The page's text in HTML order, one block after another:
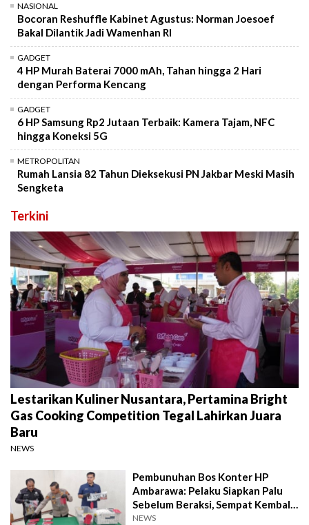
NASIONAL
Bocoran Reshuffle Kabinet Agustus: Norman Joesoef
Bakal Dilantik Jadi Wamenhan RI
GADGET
4 HP Murah Baterai 7000 mAh, Tahan hingga 2 Hari
dengan Performa Kencang
GADGET
6 HP Samsung Rp2 Jutaan Terbaik: Kamera Tajam, NFC
hingga Koneksi 5G
METROPOLITAN
Rumah Lansia 82 Tahun Dieksekusi PN Jakbar Meski Masih
Sengketa
Terkini
Lestarikan Kuliner Nusantara, Pertamina Bright
Gas Cooking Competition Tegal Lahirkan Juara
Baru
NEWS
Pembunuhan Bos Konter HP
Ambarawa: Pelaku Siapkan Palu
Sebelum Beraksi, Sempat Kembali
Datangi TKP
NEWS